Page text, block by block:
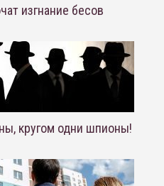
изгнание бесов
кругом одни шпионы!